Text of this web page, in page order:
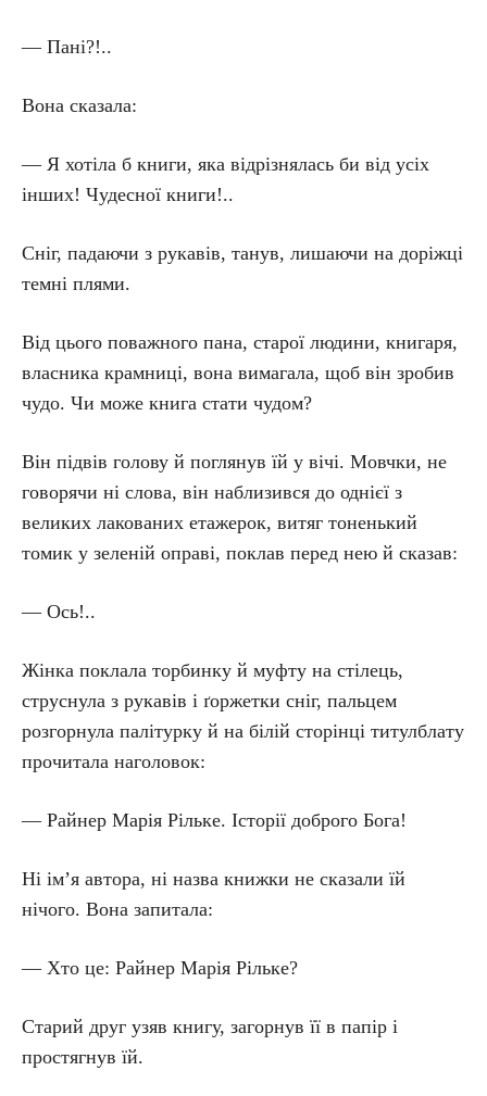
— Пані?!..
Вона сказала:
— Я хотіла б книги, яка відрізнялась би від усіх
інших! Чудесної книги!..
Сніг, падаючи з рукавів, танув, лишаючи на доріжці
темні плями.
Від цього поважного пана, старої людини, книгаря,
власника крамниці, вона вимагала, щоб він зробив
чудо. Чи може книга стати чудом?
Він підвів голову й поглянув їй у вічі. Мовчки, не
говорячи ні слова, він наблизився до однієї з
великих лакованих етажерок, витяг тоненький
томик у зеленій оправі, поклав перед нею й сказав:
— Ось!..
Жінка поклала торбинку й муфту на стілець,
струснула з рукавів і ґоржетки сніг, пальцем
розгорнула палітурку й на білій сторінці титулблату
прочитала наголовок:
— Райнер Марія Рільке. Історії доброго Бога!
Ні ім’я автора, ні назва книжки не сказали їй
нічого. Вона запитала:
— Хто це: Райнер Марія Рільке?
Старий друг узяв книгу, загорнув її в папір і
простягнув їй.